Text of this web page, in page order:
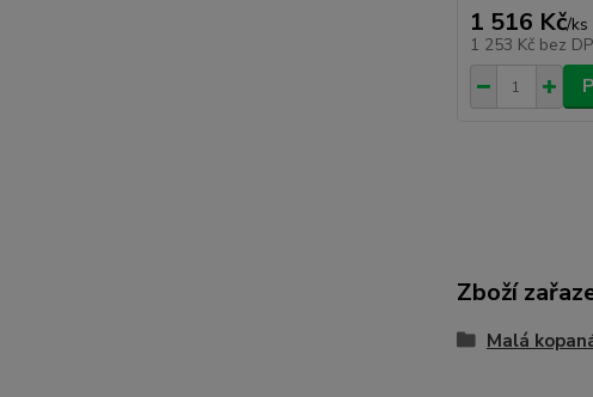
1 516 Kč/ks
1 253 Kč bez
Zboží
Malá